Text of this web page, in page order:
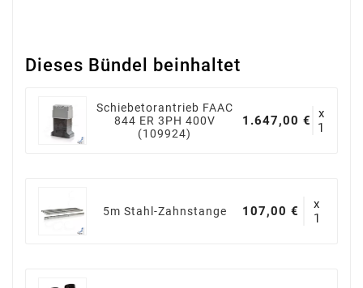
Dieses Bündel beinhaltet
Schiebetorantrieb FAAC
844 ER 3PH 400V
(109924)
1.647,00 €
x
1
5m Stahl-Zahnstange 107,00 €
x
1